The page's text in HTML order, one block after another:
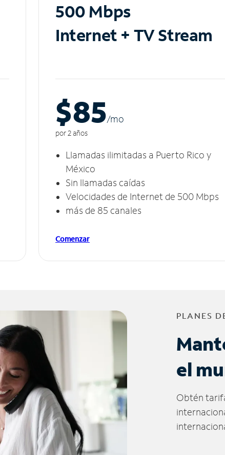
500 Mbps
Internet + TV Stream
$85/mo
por 2 años
Llamadas ilimitadas a Puerto Rico y
México
Sin llamadas caídas
Velocidades de Internet de 500 Mbps
más de 85 canales
Comenzar
PLANES
el
Obtén